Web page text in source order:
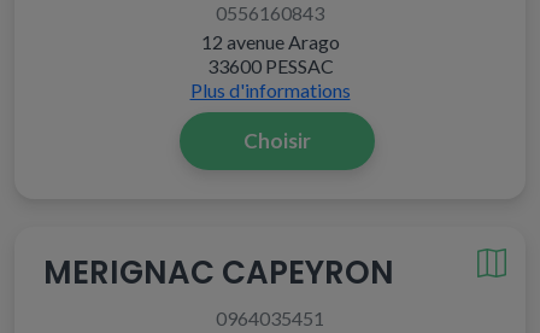
0556160843
12 avenue Arago
33600 PESSAC
Plus d'informations
Choisir
MERIGNAC CAPEYRON
0964035451